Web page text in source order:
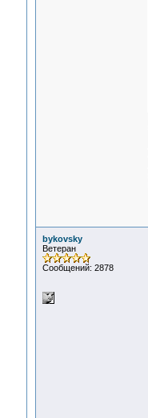
bykovsky
Ветеран
Сообщений: 2878